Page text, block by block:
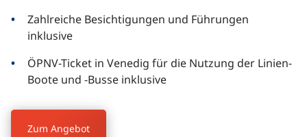
Zahlreiche Besichtigungen und Führungen
inklusive
ÖPNV-Ticket in Venedig für die Nutzung der Linien-
Boote und -Busse inklusive
Zum Angebot